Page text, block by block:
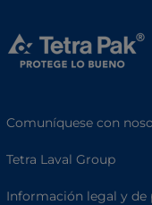
Comuníquese con
Tetra Laval Group
Información legal y de